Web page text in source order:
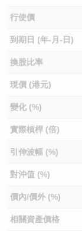
行使價
到期日 (年-月-日)
換股比率
現價 (港元)
變化 (%)
實際槓桿 (倍)
引伸波幅 (%)
對沖值 (%)
價內/價外 (%)
相關資產價格